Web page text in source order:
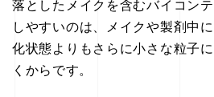
落としたメイクを含むバイコン
しやすいのは、メイクや製剤中
化状態よりもさらに小さな粒子
くからです。